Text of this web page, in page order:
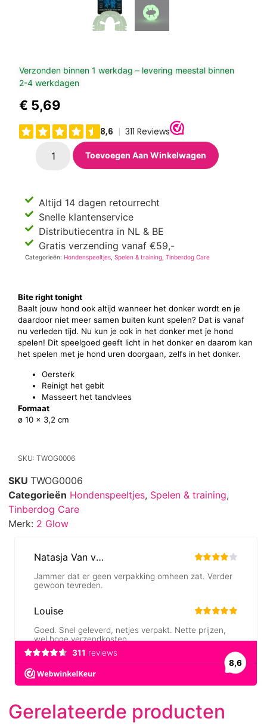
Verzonden binnen 1 werkdag – levering meestal binnen
2-4 werkdagen
€ 5,69
Toevoegen Aan Winkelwagen
Altijd 14 dagen retourrecht
Snelle klantenservice
Distributiecentra in NL & BE
Gratis verzending vanaf €59,-
Categorieën: Hondenspeeltjes ,Spelen & training ,Tinberdog Care
Bite right tonight
Baalt jouw hond ook altijd wanneer het donker wordt en je
daardoor niet meer samen buiten kunt spelen? Dat is vanaf
nu verleden tijd. Nu kun je ook in het donker met je hond
spelen! Dit speelgoed geeft licht in het donker en daarom kan
het spelen met je hond uren doorgaan, zelfs in het donker.
Oersterk
Reinigt het gebit
Masseert het tandvlees
Formaat
ø 10 x 3,2 cm
SKU: TWOG0006
SKU TWOG0006
Categorieën Hondenspeeltjes, Spelen & training,
Tinberdog Care
Merk: 2 Glow
Gerelateerde producten